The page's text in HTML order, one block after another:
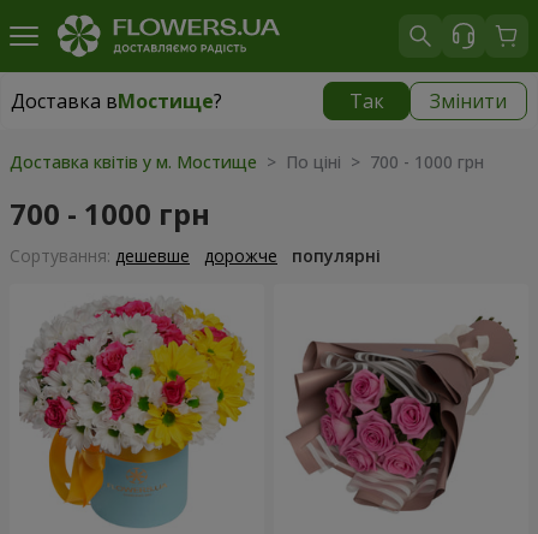
Доставка вМостище? Так Змінити
Доставка вМостище|
Доставка квітів у м. Мостище > По ціні > 700 - 1000 грн
700 - 1000 грн
Сортування: дешевше дорожче популярні